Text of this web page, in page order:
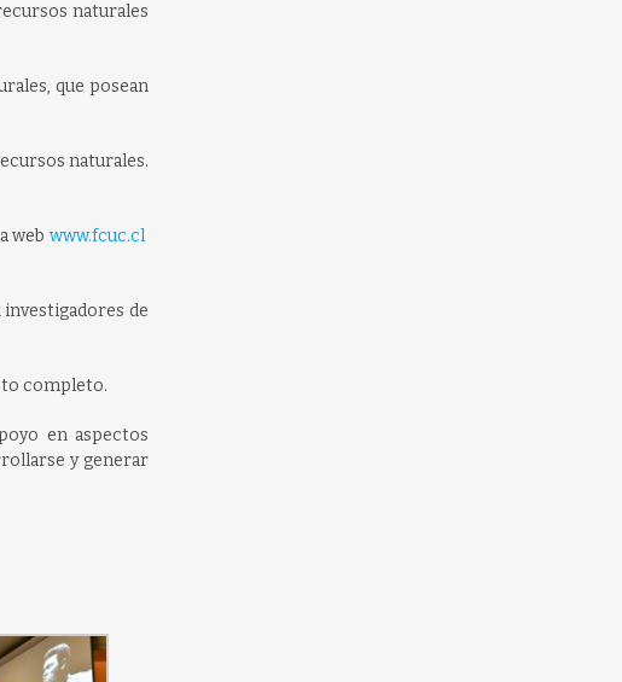
naturales
que posean
naturales.
web www.fcuc.cl
de
completo.
en aspectos
y generar